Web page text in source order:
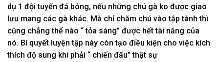
dụ 1 đội tuyển đá bóng, nếu những chú gà ko được giao
lưu mang các gà khác. Mà chỉ chăm chú vàotập tành thì
cũng chẳng thể nào “ tỏa sáng” được hếttài năng của
nó. Bí quyết luyện tập này còntạo điều kiện cho việc kích
thích độ sung khi phải “ chiến đấu” thật sự